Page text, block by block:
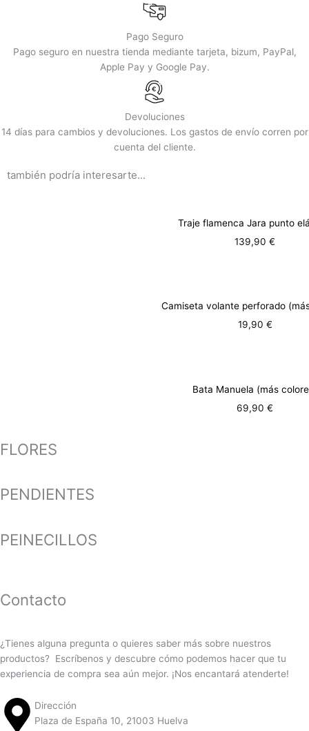
Pago Seguro
Pago seguro en nuestra tienda mediante tarjeta, bizum, PayPal,
Apple Pay y Google Pay.
Devoluciones
14 días para cambios y devoluciones. Los gastos de envío corren por
cuenta del cliente.
también podría interesarte...
Traje flamenca Jara punto
139,90 €
Camiseta volante perforado
19,90 €
Bata Manuela (más
69,90 €
FLORES
PENDIENTES
PEINECILLOS
Contacto
¿Tienes alguna pregunta o quieres saber más sobre nuestros
productos? Escríbenos y descubre cómo podemos hacer que tu
experiencia de compra sea aún mejor. ¡Nos encantará atenderte!
Dirección
Plaza de España 10, 21003 Huelva